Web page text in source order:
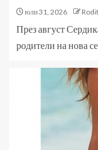
юли 31, 2026
През август
родители на нова